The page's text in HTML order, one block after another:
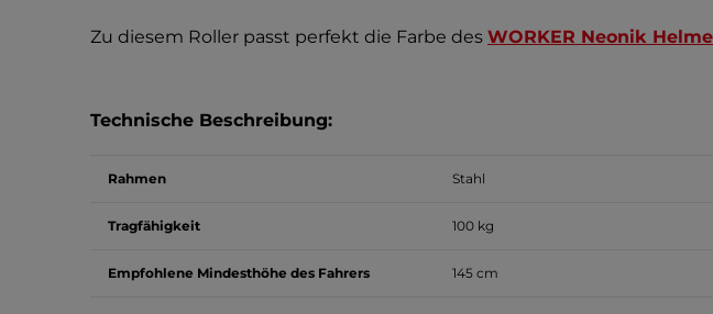
Zu diesem Roller passt perfekt die Farbe des WORKER Neonik
Technische Beschreibung:
Rahmen Stahl
Tragfähigkeit 100 kg
Empfohlene Mindesthöhe des Fahrers 145 cm